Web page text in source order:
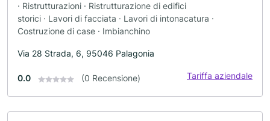
· Ristrutturazioni · Ristrutturazione di edifici
storici · Lavori di facciata · Lavori di intonacatura ·
Costruzione di case · Imbianchino
Via 28 Strada, 6, 95046 Palagonia
0.0 (0 Recensione) Tariffa aziendale